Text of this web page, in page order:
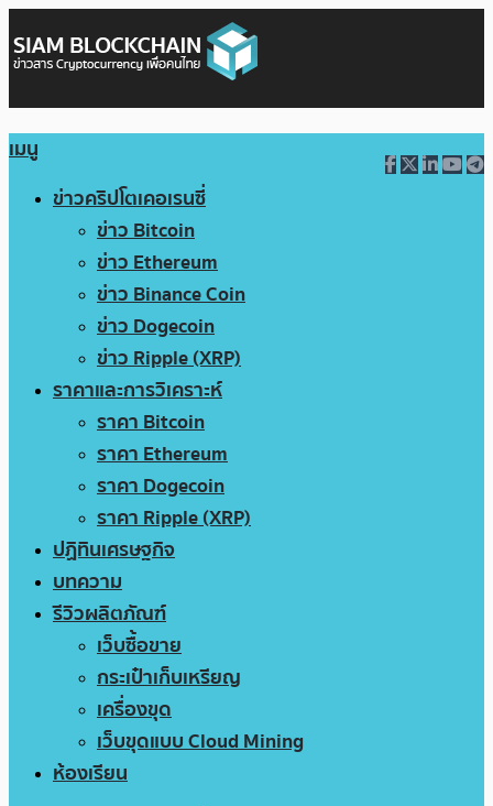
เมนู
ข่าวคริปโตเคอเรนซี่
ข่าว Bitcoin
ข่าว Ethereum
ข่าว Binance Coin
ข่าว Dogecoin
ข่าว Ripple (XRP)
ราคาและการวิเคราะห์
ราคา Bitcoin
ราคา Ethereum
ราคา Dogecoin
ราคา Ripple (XRP)
ปฏิทินเศรษฐกิจ
บทความ
รีวิวผลิตภัณฑ์
เว็บซื้อขาย
กระเป๋าเก็บเหรียญ
เครื่องขุด
เว็บขุดแบบ Cloud Mining
ห้องเรียน